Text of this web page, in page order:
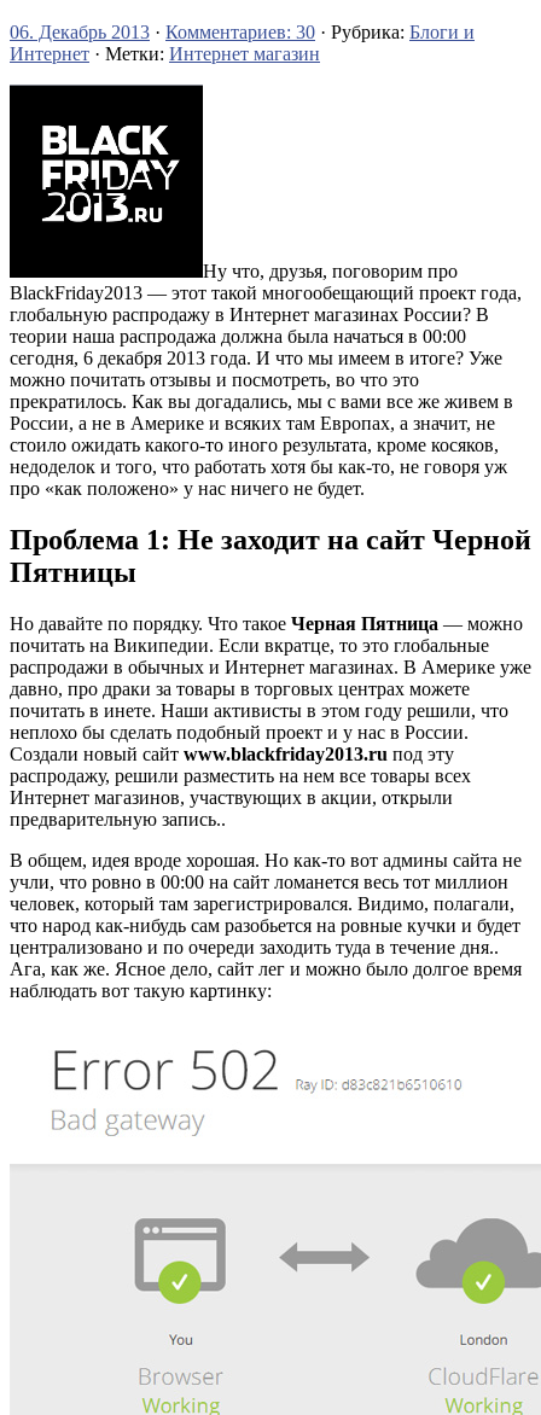
06. Декабрь 2013 · Комментариев: 30 · Рубрика: Блоги и
Интернет · Метки: Интернет магазин
Ну что, друзья, поговорим про
BlackFriday2013 — этот такой многообещающий проект года,
глобальную распродажу в Интернет магазинах России? В
теории наша распродажа должна была начаться в 00:00
сегодня, 6 декабря 2013 года. И что мы имеем в итоге? Уже
можно почитать отзывы и посмотреть, во что это
прекратилось. Как вы догадались, мы с вами все же живем в
России, а не в Америке и всяких там Европах, а значит, не
стоило ожидать какого-то иного результата, кроме косяков,
недоделок и того, что работать хотя бы как-то, не говоря уж
про «как положено» у нас ничего не будет.
Проблема 1: Не заходит на сайт Черной
Пятницы
Но давайте по порядку. Что такое Черная Пятница — можно
почитать на Википедии. Если вкратце, то это глобальные
распродажи в обычных и Интернет магазинах. В Америке уже
давно, про драки за товары в торговых центрах можете
почитать в инете. Наши активисты в этом году решили, что
неплохо бы сделать подобный проект и у нас в России.
Создали новый сайт www.blackfriday2013.ru под эту
распродажу, решили разместить на нем все товары всех
Интернет магазинов, участвующих в акции, открыли
предварительную запись..
В общем, идея вроде хорошая. Но как-то вот админы сайта не
учли, что ровно в 00:00 на сайт ломанется весь тот миллион
человек, который там зарегистрировался. Видимо, полагали,
что народ как-нибудь сам разобьется на ровные кучки и будет
централизовано и по очереди заходить туда в течение дня..
Ага, как же. Ясное дело, сайт лег и можно было долгое время
наблюдать вот такую картинку: